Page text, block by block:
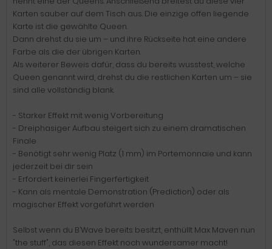
Karten sauber auf dem Tisch aus. Die einzige offen liegende
Karte ist die gewählte Queen.
Dann drehst du sie um – und ihre Rückseite hat eine andere
Farbe als die der übrigen Karten.
Als weiterer Beweis dafür, dass du bereits wusstest, welche
Queen genannt wird, drehst du die restlichen Karten um – sie
sind alle vollständig blank.
- Starker Effekt mit wenig Vorbereitung
- Dreiphasiger Aufbau steigert sich zu einem dramatischen
Finale
- Benötigt sehr wenig Platz (1 mm) im Portemonnaie und kann
jederzeit bei dir sein
- Erfordert keinerlei Fingerfertigkeit
- Kann als mentale Demonstration (Prediction) oder als
magischer Effekt vorgeführt werden
Selbst wenn du B’Wave bereits besitzt, enthüllt Max Maven nun
"the stuff", das diesen Effekt noch wundersamer macht!